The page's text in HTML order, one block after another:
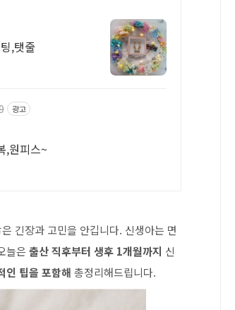
,탯줄
광고
,원피스~
긴장과 고민을 안깁니다. 신생아는 면
늘은 출산 직후부터 생후 1개월까지 신
인 팁을 포함해 총정리해드립니다.